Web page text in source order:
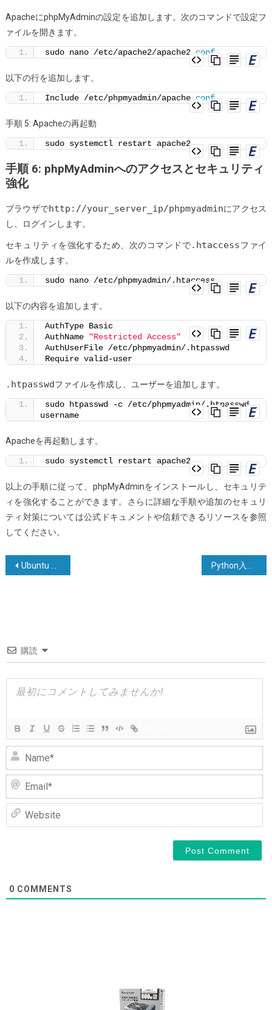
化
す
方
法
ApacheにphpMyAdminの設定を追加します。次のコマンドで設定フ
ァイルを開きます。
sudo nano /etc/apache2/apache2.conf
以下の行を追加します。
Include /etc/phpmyadmin/apache.conf
手順 5: Apacheの再起動
sudo systemctl restart apache2
手順 6: phpMyAdminへのアクセスとセキュリティ
強化
ブラウザでhttp://your_server_ip/phpmyadminにアクセス
し、ログインします。
セキュリティを強化するため、次のコマンドで.htaccessファイ
ルを作成します。
sudo nano /etc/phpmyadmin/.htaccess
以下の内容を追加します。
AuthType Basic
AuthName
"Restricted Access"
AuthUserFile /etc/phpmyadmin/.htpasswd
Require valid-user
.htpasswdファイルを作成し、ユーザーを追加します。
sudo htpasswd -c /etc/phpmyadmin/.htpasswd
username
Apacheを再起動します。
sudo systemctl restart apache2
以上の手順に従って、phpMyAdminをインストールし、セキュリテ
ィを強化することができます。さらに詳細な手順や追加のセキュリ
ティ対策については公式ドキュメントや信頼できるリソースを参照
してください。
投
ー
シ
ョ
Ubuntu 22.04でLet’s Encryptを使用してApacheをセキュアにする方法 Python入門書の紹介: 初心者向けの13冊のPython独学書
購読
0 COMMENTS